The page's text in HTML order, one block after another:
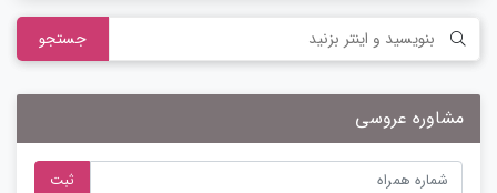
جستجو
مشاوره عروسی
ثبت